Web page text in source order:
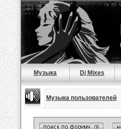
Музыка Dj Mixes
Музыка пользователей